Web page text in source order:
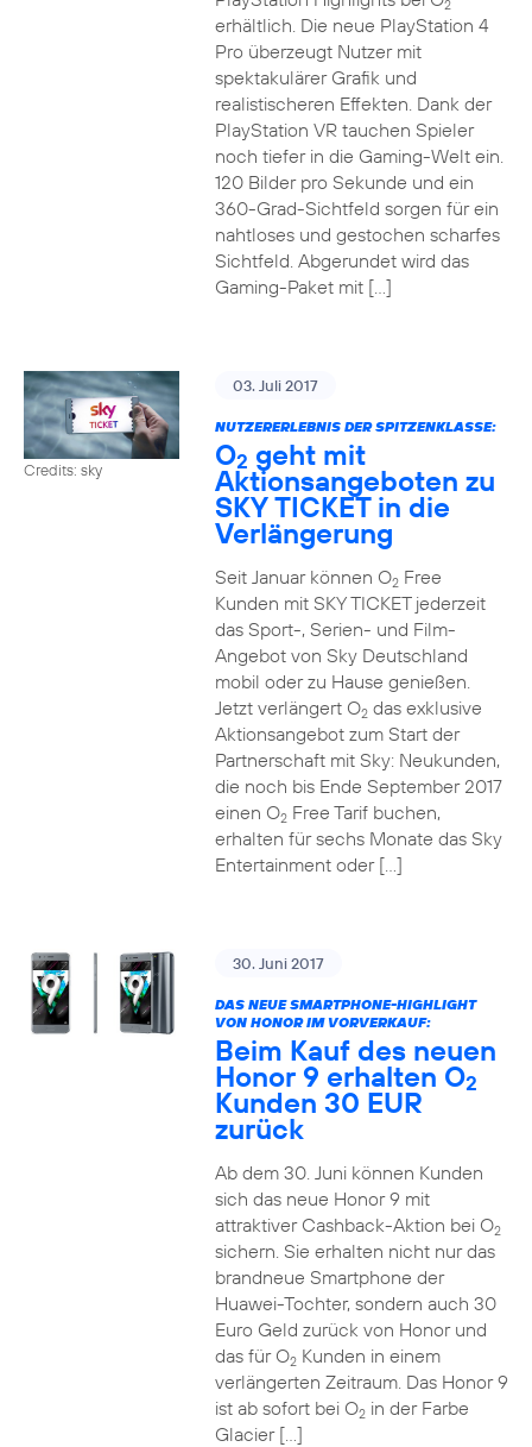
2
erhältlich. Die neue PlayStation 4
Pro überzeugt Nutzer mit
spektakulärer Grafik und
realistischeren Effekten. Dank der
PlayStation VR tauchen Spieler
noch tiefer in die Gaming-Welt ein.
120 Bilder pro Sekunde und ein
360-Grad-Sichtfeld sorgen für ein
nahtloses und gestochen scharfes
Sichtfeld. Abgerundet wird das
Gaming-Paket mit […]
Credits: sky
03. Juli 2017
NUTZERERLEBNIS DER SPITZENKLASSE:
O2 geht mit
Aktionsangeboten zu
SKY TICKET in die
Verlängerung
Seit Januar können O2Free
Kunden mit SKY TICKET jederzeit
das Sport-, Serien- und Film-
Angebot von Sky Deutschland
mobil oder zu Hause genießen.
Jetzt verlängert O2das exklusive
Aktionsangebot zum Start der
Partnerschaft mit Sky: Neukunden,
die noch bis Ende September 2017
einen O2Free Tarif buchen,
erhalten für sechs Monate das Sky
Entertainment oder […]
30. Juni 2017
DAS NEUE SMARTPHONE-HIGHLIGHT
VON HONOR IM VORVERKAUF:
Beim Kauf des neuen
Honor 9 erhalten O2
Kunden 30 EUR
zurück
Ab dem 30. Juni können Kunden
sich das neue Honor 9 mit
attraktiver Cashback-Aktion bei O2
sichern. Sie erhalten nicht nur das
brandneue Smartphone der
Huawei-Tochter, sondern auch 30
Euro Geld zurück von Honor und
das für O2Kunden in einem
verlängerten Zeitraum. Das Honor 9
ist ab sofort bei O2in der Farbe
Glacier […]